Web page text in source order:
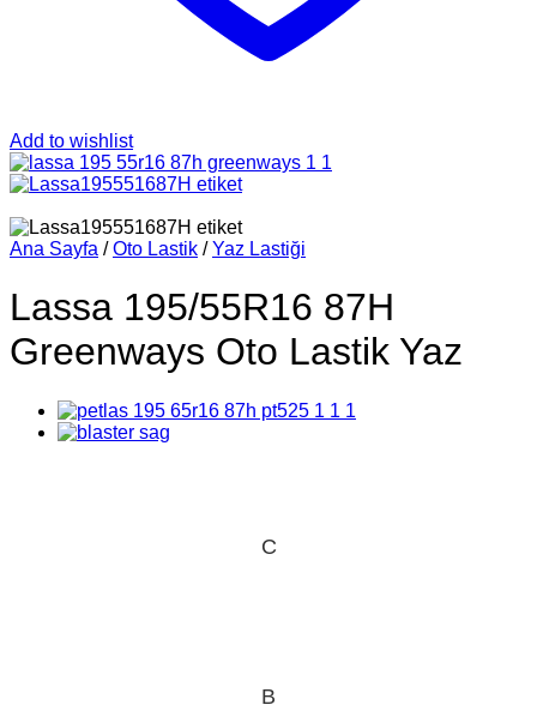
Add to wishlist
Ana Sayfa / Oto Lastik / Yaz Lastiği
Lassa 195/55R16 87H
Greenways Oto Lastik Yaz
C
B